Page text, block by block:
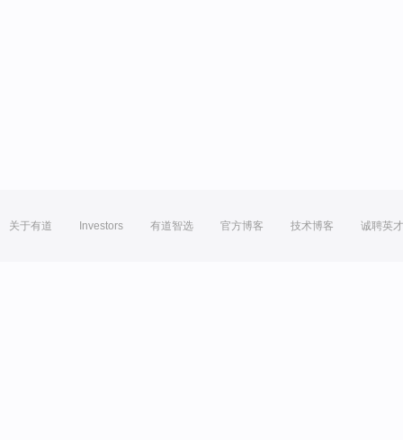
关于有道 Investors 有道智选 官方博客 技术博客 诚聘英才